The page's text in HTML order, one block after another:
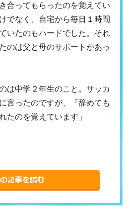
合ってもらったのを覚えてい
でなく、自宅から毎日１時間
いたのもハードでした。それ
のは父と母のサポートがあっ
は中学２年生のこと。サッカ
言ったのですが、『辞めても
たのを覚えています」